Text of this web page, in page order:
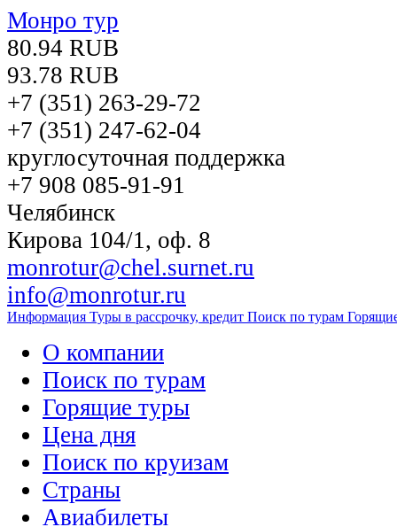
Монро тур
80.94 RUB
93.78 RUB
+7 (351) 263-29-72
+7 (351) 247-62-04
круглосуточная поддержка
+7 908 085-91-91
Челябинск
Кирова 104/1, оф. 8
monrotur@chel.surnet.ru
info@monrotur.ru
Информация Туры в рассрочку, кредит Поиск по турам
О компании
Поиск по турам
Горящие туры
Цена дня
Поиск по круизам
Страны
Авиабилеты